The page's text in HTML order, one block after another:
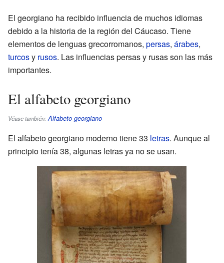
El georgiano ha recibido influencia de muchos idiomas
debido a la historia de la región del Cáucaso. Tiene
elementos de lenguas grecorromanos, persas, árabes,
turcosy rusos. Las influencias persas y rusas son las más
importantes.
El alfabeto georgiano
Véase también: Alfabeto georgiano
El alfabeto georgiano moderno tiene 33 letras. Aunque al
principio tenía 38, algunas letras ya no se usan.